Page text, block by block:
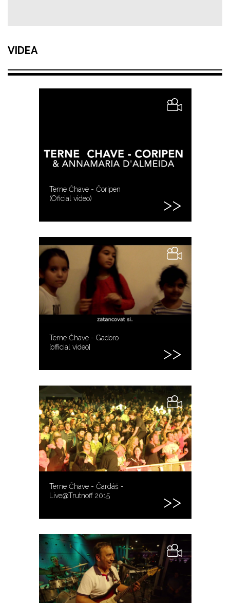
VIDEA
Terne Čhave - Čoripen
(Oficial video)
Terne Čhave - Gadoro
[official video]
Terne Čhave - Čardáš -
Live@Trutnoff 2015